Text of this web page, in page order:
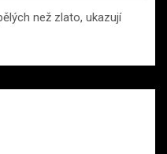
než zlato, ukazují